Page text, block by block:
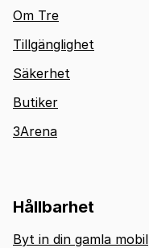
Om Tre
Tillgänglighet
Säkerhet
Butiker
3Arena
Hållbarhet
Byt in din gamla mobil